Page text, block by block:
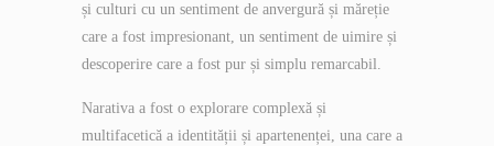
și culturi cu un sentiment de anvergură și măreție
care a fost impresionant, un sentiment de uimire și
descoperire care a fost pur și simplu remarcabil.
Narativa a fost o explorare complexă și
multifacetică a identității și apartenenței, una care a